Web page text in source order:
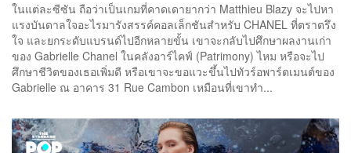
ในแต่ละซีซัน ถือว่าเป็นเกมที่คาดเดายากว่า Matthieu Blazy จะไปหา
แรงบันดาลใจอะไรมารังสรรค์คอลเล็กชันสำหรับ CHANEL ที่ตราตรึง
ใจ และยกระดับแบรนด์ไปอีกหลายขั้น เขาจะกลับไปศึกษาผลงานเก่า
ของ Gabrielle Chanel ในคลังอาร์ไคฟ์ (Patrimony) ไหม หรือจะไป
ศึกษาชีวิตของเธอเพิ่มดี หรือเขาจะขอแวะขึ้นไปทัวร์อพาร์ตเมนต์ของ
Gabrielle ณ อาคาร 31 Rue Cambon เหมือนที่เขาทำ...